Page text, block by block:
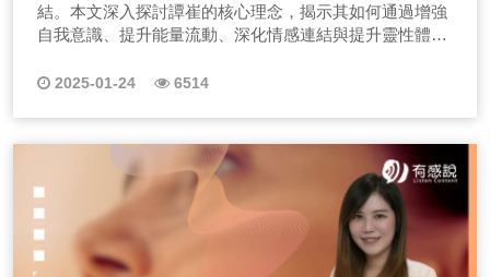
結。本文深入探討譚崔的核心理念，揭示其如何通過增強
自我意識、提升能量流動、深化情感連結與提升靈性體
習，譚崔幫助個人釋放壓力，增強自信，並建立健康的溝
2025-01-24 6514